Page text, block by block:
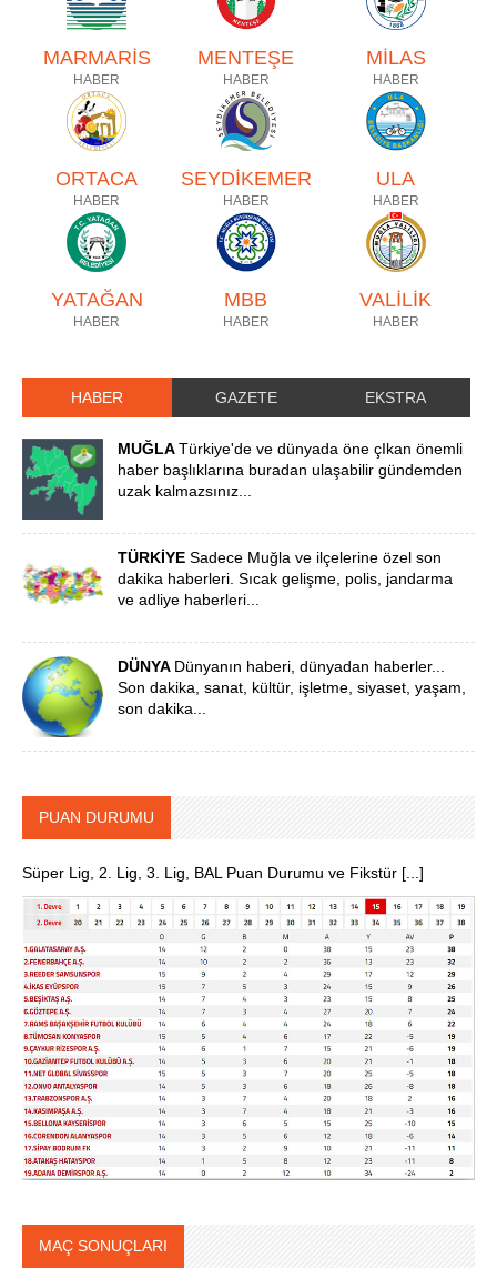
MARMARİS
HABER
MENTEŞE
HABER
MİLAS
HABER
ORTACA
HABER
SEYDİKEMER
HABER
ULA
HABER
YATAĞAN
HABER
MBB
HABER
VALİLİK
HABER
HABER GAZETE EKSTRA
MUĞLATürkiye'de ve dünyada öne çIkan önemli
haber başlıklarına buradan ulaşabilir gündemden
uzak kalmazsınız...
TÜRKİYESadece Muğla ve ilçelerine özel son
dakika haberleri. Sıcak gelişme, polis, jandarma
ve adliye haberleri...
DÜNYA Dünyanın haberi, dünyadan haberler...
Son dakika, sanat, kültür, işletme, siyaset, yaşam,
son dakika...
PUAN DURUMU
Süper Lig, 2. Lig, 3. Lig, BAL Puan Durumu ve Fikstür [...]
MAÇ SONUÇLARI